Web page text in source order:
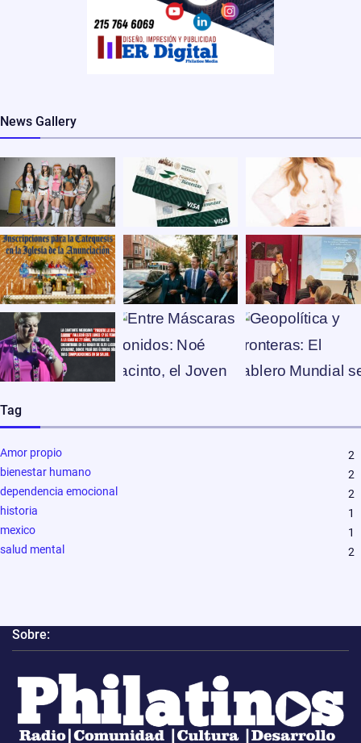
News Gallery
Tag
Amor propio
2
bienestar humano
2
dependencia emocional
2
historia
1
mexico
1
salud mental
2
Sobre: